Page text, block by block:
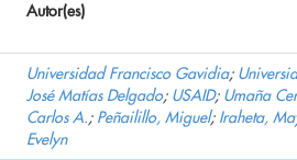
Autor(es)
Universidad Francisco Gavidia;
José Matías Delgado; USAID; Umaña
Carlos A.; Peñailillo, Miguel; Iraheta,
Evelyn